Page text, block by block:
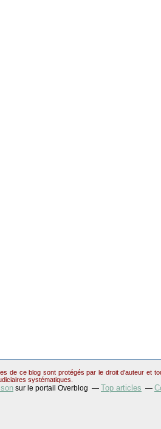
de ce blog sont protégés par le droit d'auteur et
systématiques.
sur le portail Overblog Top articles